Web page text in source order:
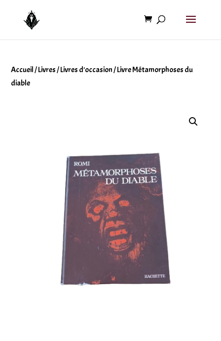
Accueil/Livres/Livres d'occasion/ Livre Métamorphoses du
diable